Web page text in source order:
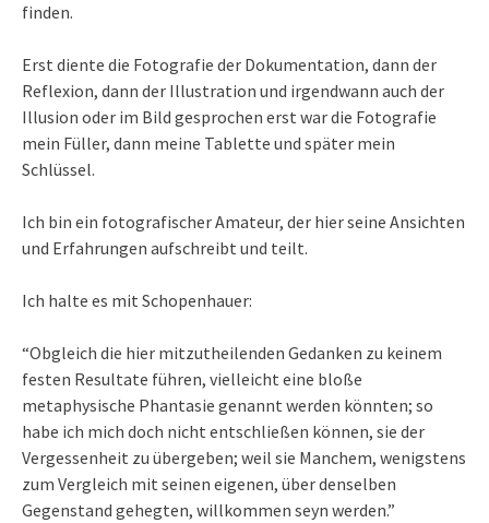
finden.
Erst diente die Fotografie der Dokumentation, dann der
Reflexion, dann der Illustration und irgendwann auch der
Illusion oder im Bild gesprochen erst war die Fotografie
mein Füller, dann meine Tablette und später mein
Schlüssel.
Ich bin ein fotografischer Amateur, der hier seine Ansichten
und Erfahrungen aufschreibt und teilt.
Ich halte es mit Schopenhauer:
“Obgleich die hier mitzutheilenden Gedanken zu keinem
festen Resultate führen, vielleicht eine bloße
metaphysische Phantasie genannt werden könnten; so
habe ich mich doch nicht entschließen können, sie der
Vergessenheit zu übergeben; weil sie Manchem, wenigstens
zum Vergleich mit seinen eigenen, über denselben
Gegenstand gehegten, willkommen seyn werden.”